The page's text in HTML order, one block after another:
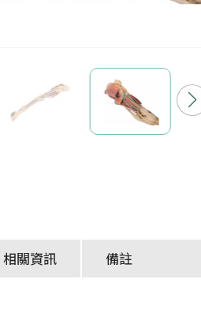
相關資訊 備註